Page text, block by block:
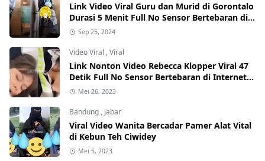
Link Video Viral Guru dan Murid di Gorontalo
Durasi 5 Menit Full No Sensor Bertebaran di
Internet, Hati-Hati Phising!
Sep 25, 2024
Video Viral ,Viral
Link Nonton Video Rebecca Klopper Viral 47
Detik Full No Sensor Bertebaran di Internet,
Hati-Hati Phising!
Mei 26, 2023
Bandung , Jabar
Viral Video Wanita Bercadar Pamer Alat Vital
di Kebun Teh Ciwidey
Mei 5, 2023